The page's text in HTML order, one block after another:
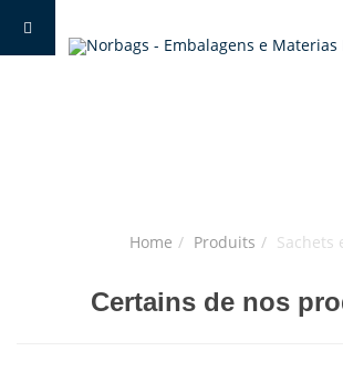
Home Produits Sachets
Certains de nos